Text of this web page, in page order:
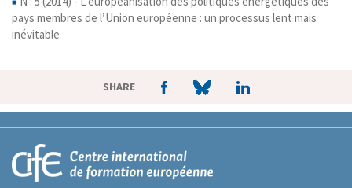
pays membres de l’Union européenne : un processus lent mais
inévitable
SHARE